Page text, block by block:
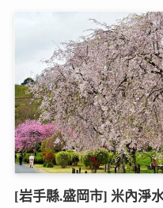
[岩手縣.盛岡市] 米內淨